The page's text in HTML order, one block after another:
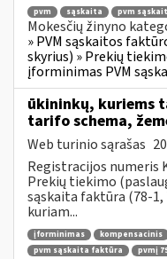
pvm sąskaita pvm
Mokesčių žinyno
» PVM sąskaitos
skyrius) » Prekių
įforminimas PVM
ūkininkų, kuriems
tarifo schema,
Web turinio sąrašas
Registracijos numeris
Prekių tiekimo
sąskaita faktūra (78-1,
kuriam...
įforminimas kompensacinis
pvm sąskaita faktūra
pvmį